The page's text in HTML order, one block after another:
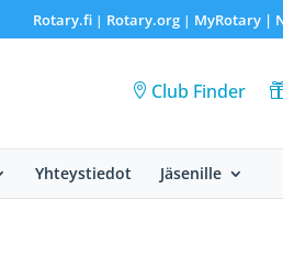
Rotary.fi| Rotary.org| MyRotary |
Club Finder
Yhteystiedot Jäsenille